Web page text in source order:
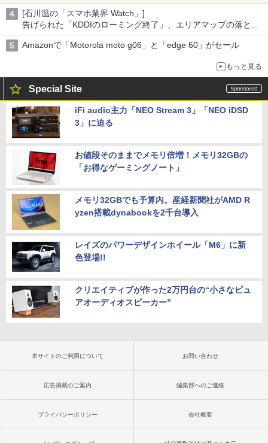
[石川温の「スマホ業界 Watch」]
告げられた「KDDIのローミング終了」、エリアマップの落とし
穴と楽天モバイルの課題
Amazonで「Motorola moto g06」と「edge 60」がセール
もっと見る
Special Site
iFi audio主力「NEO Stream 3」「NEO iDSD
3」に迫る
お値段そのままでメモリ倍増！メモリ32GBの
「お得なゲーミングノート」
メモリ32GBでも予算内。産経新聞社がAMD R
yzen搭載dynabookを2千台導入
レイズのパワーデザインホイール「M6」に新
色登場!!
クリエイティブが作った2万円台の“小さなピュ
アオーディオスピーカー”
本サイトのご利用について お問い合わせ
広告掲載のご案内 編集部へのご連絡
プライバシーポリシー 会社概要